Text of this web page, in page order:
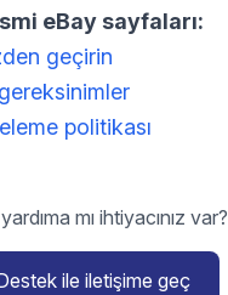
eBay sayfaları:
geçirin
politikası
mı ihtiyacınız var?
ile iletişime geç